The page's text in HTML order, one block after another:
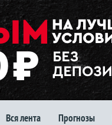
Вся лента Прогнозы